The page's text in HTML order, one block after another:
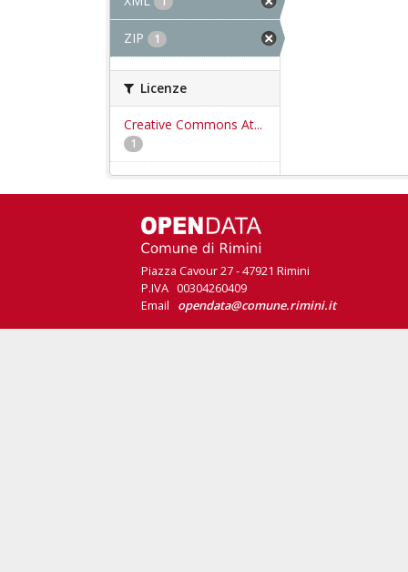
ZIP 1
Licenze
Creative Commons At...
1
Piazza Cavour 27 - 47921 Rimini
P.IVA 00304260409
Email opendata@comune.rimini.it